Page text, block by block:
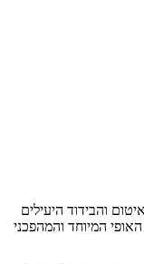
והבידוד היעילים
המיוחד והמהפכני